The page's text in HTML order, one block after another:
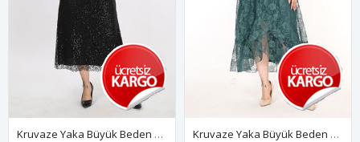
Kruvaze Yaka Büyük Beden Payetli Abiye Elbise 20Y-2187 Kruvaze Yaka Büyük Beden Yeşil Dantel Elbise 15D-2582